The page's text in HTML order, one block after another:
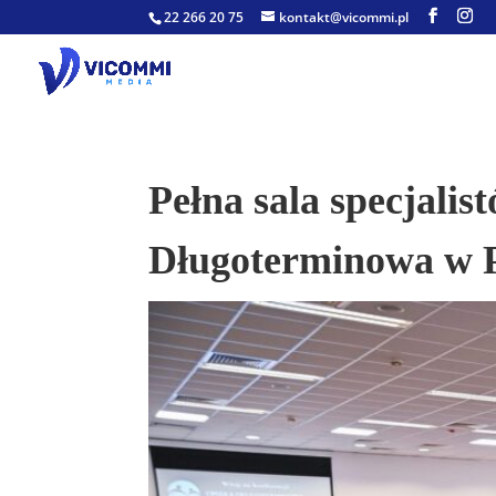
22 266 20 75 kontakt@vicommi.pl
Pełna sala
Długoterminowa w